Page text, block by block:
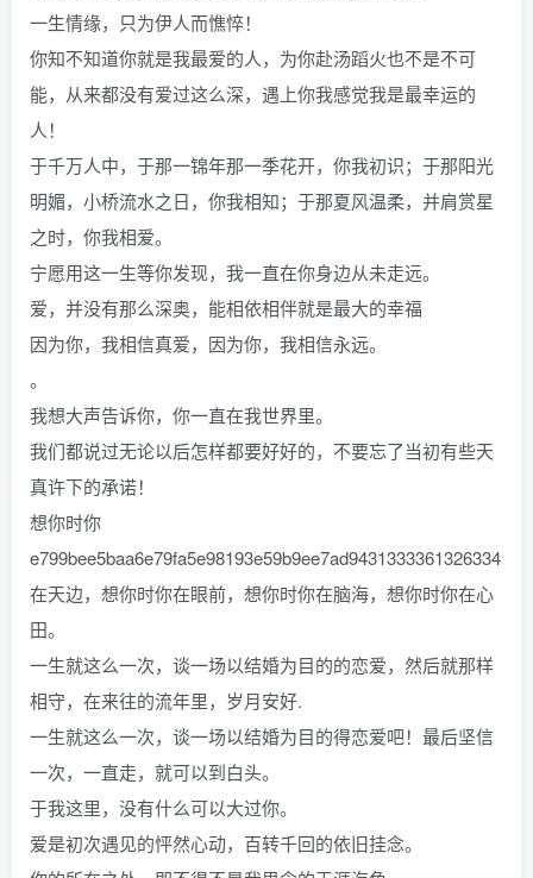
一生情缘，只为伊人而憔悴！
你知不知道你就是我最爱的人，为你赴汤蹈火也不是不可
能，从来都没有爱过这么深，遇上你我感觉我是最幸运的
人！
于千万人中，于那一锦年那一季花开，你我初识；于那阳光
明媚，小桥流水之日，你我相知；于那夏风温柔，并肩赏星
之时，你我相爱。
宁愿用这一生等你发现，我一直在你身边从未走远。
爱，并没有那么深奥，能相依相伴就是最大的幸福
因为你，我相信真爱，因为你，我相信永远。
。
我想大声告诉你，你一直在我世界里。
我们都说过无论以后怎样都要好好的，不要忘了当初有些天
真许下的承诺！
想你时你
e799bee5baa6e79fa5e98193e59b9ee7ad9431333361326334
在天边，想你时你在眼前，想你时你在脑海，想你时你在心
田。
一生就这么一次，谈一场以结婚为目的的恋爱，然后就那样
相守，在来往的流年里，岁月安好.
一生就这么一次，谈一场以结婚为目的得恋爱吧！最后坚信
一次，一直走，就可以到白头。
于我这里，没有什么可以大过你。
爱是初次遇见的怦然心动，百转千回的依旧挂念。